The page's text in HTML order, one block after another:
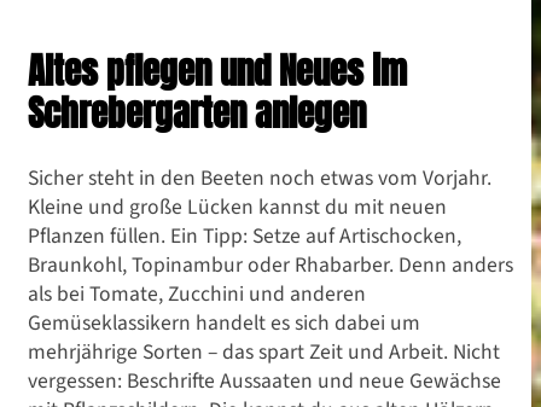
Altes pflegen und Neues im
Schrebergarten anlegen
Sicher steht in den Beeten noch etwas vom Vorjahr.
Kleine und große Lücken kannst du mit neuen
Pflanzen füllen. Ein Tipp: Setze auf Artischocken,
Braunkohl, Topinambur oder Rhabarber. Denn anders
als bei Tomate, Zucchini und anderen
Gemüseklassikern handelt es sich dabei um
mehrjährige Sorten – das spart Zeit und Arbeit. Nicht
vergessen: Beschrifte Aussaaten und neue Gewächse